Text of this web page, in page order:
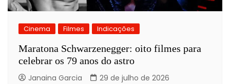
Cinema Filmes Indicações
Maratona Schwarzenegger: oito filmes para
celebrar os 79 anos do astro
Janaina Garcia 29 de julho de 2026